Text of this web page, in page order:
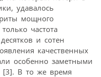
удавалось
мощного
частота
и сотен
качественных
особенно заметными
[3]. В то же время